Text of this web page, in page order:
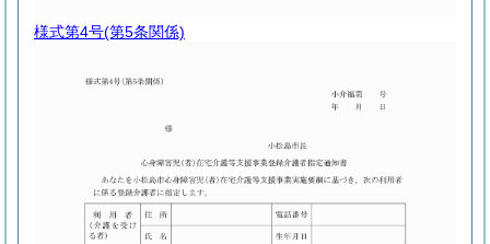
様式第4号(第5条関係)